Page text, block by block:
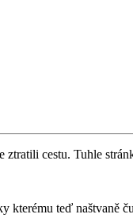
cestu. Tuhle
teď naštvaně